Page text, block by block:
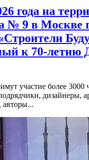
года на
№ 9 в Москве
к 70-летию
участие более 3000
дизайнеры,
авторы...